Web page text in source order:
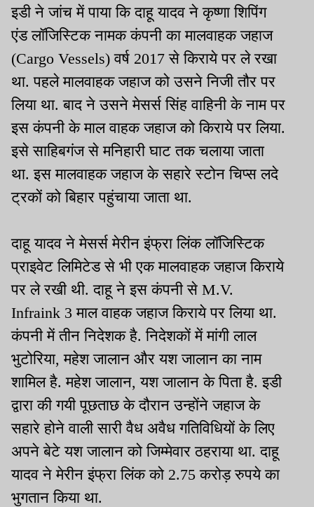
इडी ने जांच में पाया कि दाहू यादव ने कृष्णा शिपिंग
एंड लॉजिस्टिक नामक कंपनी का मालवाहक जहाज
(Cargo Vessels) वर्ष 2017 से किराये पर ले रखा
था. पहले मालवाहक जहाज को उसने निजी तौर पर
लिया था. बाद ने उसने मेसर्स सिंह वाहिनी के नाम पर
इस कंपनी के माल वाहक जहाज को किराये पर लिया.
इसे साहिबगंज से मनिहारी घाट तक चलाया जाता
था. इस मालवाहक जहाज के सहारे स्टोन चिप्स लदे
ट्रकों को बिहार पहुंचाया जाता था.
दाहू यादव ने मेसर्स मेरीन इंफ्रा लिंक लॉजिस्टिक
प्राइवेट लिमिटेड से भी एक मालवाहक जहाज किराये
पर ले रखी थी. दाहू ने इस कंपनी से M.V.
Infraink 3 माल वाहक जहाज किराये पर लिया था.
कंपनी में तीन निदेशक है. निदेशकों में मांगी लाल
भुटोरिया, महेश जालान और यश जालान का नाम
शामिल है. महेश जालान, यश जालान के पिता है. इडी
द्वारा की गयी पूछताछ के दौरान उन्होंने जहाज के
सहारे होने वाली सारी वैध अवैध गतिविधियों के लिए
अपने बेटे यश जालान को जिम्मेवार ठहराया था. दाहू
यादव ने मेरीन इंफ्रा लिंक को 2.75 करोड़ रुपये का
भुगतान किया था.